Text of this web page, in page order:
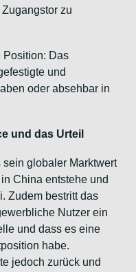
zu
Position: Das
und
oder absehbar in
und das Urteil
globaler Marktwert
China entstehe und
Zudem bestritt das
Nutzer ein
und dass es eine
habe.
jedoch zurück und